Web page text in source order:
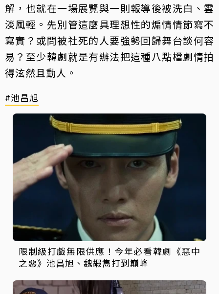
解，也就在一場展覽與一則報導後被洗白、雲
淡風輕。先別管這麼具理想性的煽情情節寫不
寫實？或問被社死的人要強勢回歸舞台談何容
易？至少韓劇就是有辦法把這種八點檔劇情拍
得泫然且動人。
#池昌旭
限制級打戲無限供應！今年必看韓劇《惡中
之惡》池昌旭、魏嘏雋打到巔峰